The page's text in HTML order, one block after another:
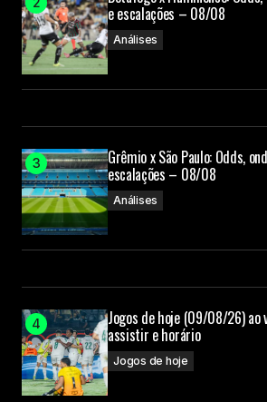
e escalações – 08/08
Análises
Grêmio x São Paulo: Odds,
escalações – 08/08
Análises
Jogos de hoje (09/08/26) ao
assistir e horário
Jogos de hoje